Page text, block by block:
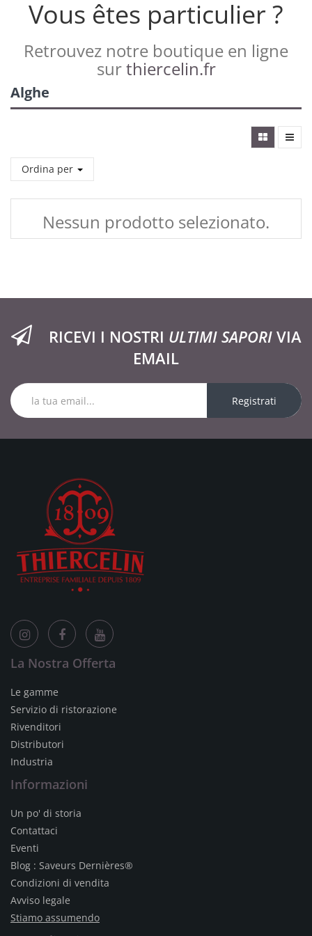
Vous êtes particulier ?
Retrouvez notre boutique en ligne
surthiercelin.fr
Alghe
Ordina per
Nessun prodotto selezionato.
RICEVI I NOSTRI ULTIMI SAPORIVIA
EMAIL
Registrati
La Nostra Offerta
Le gamme
Servizio di ristorazione
Rivenditori
Distributori
Industria
Informazioni
Un po' di storia
Contattaci
Eventi
Blog : Saveurs Dernières®
Condizioni di vendita
Avviso legale
Stiamo assumendo